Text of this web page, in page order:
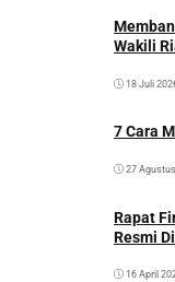
Wakili
18 Juli
7 Cara
27
Rapat
Resmi
16 April